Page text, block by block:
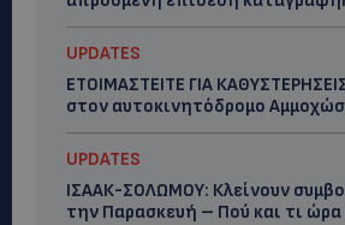
UPDATES
ΕΤΟΙΜΑΣΤΕΙΤΕ ΓΙΑ
στον αυτοκινητόδρομο
UPDATES
ΙΣΑΑΚ-ΣΟΛΩΜΟΥ: Κλείνουν
την Παρασκευή – Πού και τι ώρα